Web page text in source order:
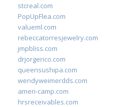
stcreal.com
PopUpFlea.com
valueml.com
rebeccatorresjewelry.com
jmpbliss.com
drjorgerico.com
queensushipa.com
wendyweimerdds.com
ameri-camp.com
hrsreceivables.com